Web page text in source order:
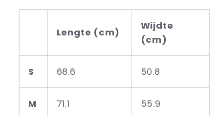
Lengte (cm)
Wijdte
(cm)
S 68.6 50.8
M 71.1 55.9